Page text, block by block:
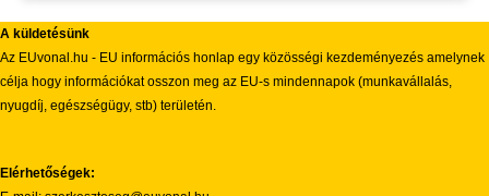
A küldetésünk
Az EUvonal.hu - EU információs honlap egy közösségi kezdeményezés amelynek
célja hogy információkat osszon meg az EU-s mindennapok (munkavállalás,
nyugdíj, egészségügy, stb) területén.
Elérhetőségek: